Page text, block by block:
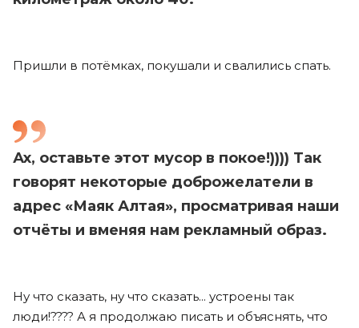
Пришли в потёмках, покушали и свалились спать.
Ах, оставьте этот мусор в покое!)))) Так
говорят некоторые доброжелатели в
адрес «Маяк Алтая», просматривая наши
отчёты и вменяя нам рекламный образ.
Ну что сказать, ну что сказать... устроены так
люди!???? А я продолжаю писать и объяснять, что